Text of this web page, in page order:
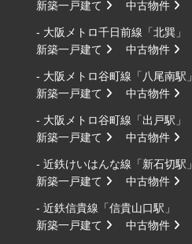
新築一戸建て
中古物件
- 大阪メトロ千日前線「北巽」
新築一戸建て
中古物件
- 大阪メトロ谷町線「八尾南駅」
新築一戸建て
中古物件
- 大阪メトロ谷町線「出戸駅」
新築一戸建て
中古物件
- 近鉄けいはんな線「新石切駅」
新築一戸建て
中古物件
- 近鉄信貴線「信貴山口駅」
新築一戸建て
中古物件